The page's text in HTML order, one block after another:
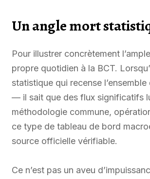
Un angle mort
Pour illustrer concrètement
propre quotidien à la BCT.
statistique qui recense
— il sait que des flux significatifs
méthodologie commune,
ce type de tableau de bord
source officielle vérifiable.
Ce n’est pas un aveu